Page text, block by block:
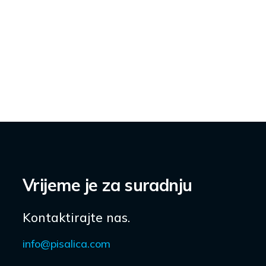
Vrijeme je za suradnju
Kontaktirajte nas.
info@pisalica.com